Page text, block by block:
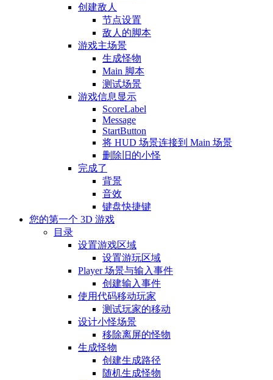
创建敌人
节点设置
敌人的脚本
游戏主场景
生成怪物
Main 脚本
测试场景
游戏信息显示
ScoreLabel
Message
StartButton
将 HUD 场景连接到 Main 场景
删除旧的小怪
完成了
背景
音效
键盘快捷键
您的第一个 3D 游戏
目录
设置游戏区域
设置游玩区域
Player 场景与输入事件
创建输入事件
使用代码移动玩家
测试玩家的移动
设计小怪场景
移除离屏的怪物
生成怪物
创建生成路径
随机生成怪物